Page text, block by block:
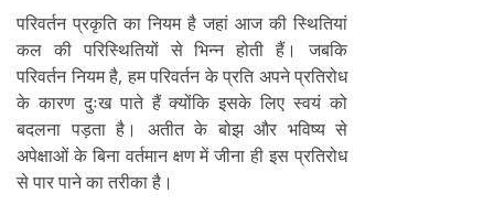
परिवर्तन प्रकृति का नियम है जहां आज की स्थितियां
कल की परिस्थितियों से भिन्न होती हैं। जबकि
परिवर्तन नियम है, हम परिवर्तन के प्रति अपने प्रतिरोध
के कारण दुःख पाते हैं क्योंकि इसके लिए स्वयं को
बदलना पड़ता है। अतीत के बोझ और भविष्य से
अपेक्षाओं के बिना वर्तमान क्षण में जीना ही इस प्रतिरोध
से पार पाने का तरीका है।